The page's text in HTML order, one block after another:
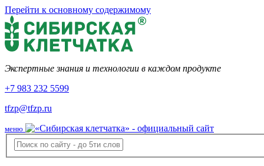
Перейти к основному содержимому
Экспертные знания и технологии в каждом продукте
+7 983 232 5599
tfzp@tfzp.ru
меню